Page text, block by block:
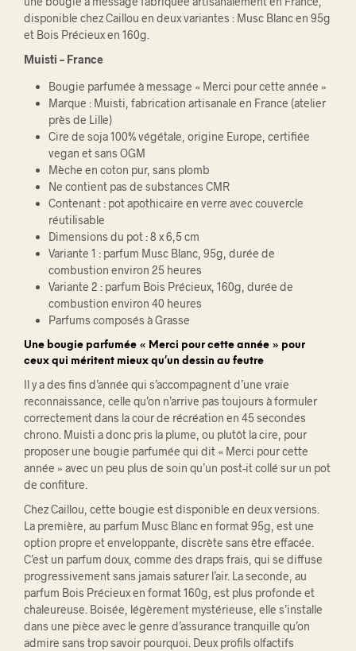
disponible chez Caillou en deux variantes : Musc Blanc en 95g
et Bois Précieux en 160g.
Muisti – France
Bougie parfumée à message « Merci pour cette année »
Marque : Muisti, fabrication artisanale en France (atelier
près de Lille)
Cire de soja 100% végétale, origine Europe, certifiée
vegan et sans OGM
Mèche en coton pur, sans plomb
Ne contient pas de substances CMR
Contenant : pot apothicaire en verre avec couvercle
réutilisable
Dimensions du pot : 8 x 6,5 cm
Variante 1 : parfum Musc Blanc, 95g, durée de
combustion environ 25 heures
Variante 2 : parfum Bois Précieux, 160g, durée de
combustion environ 40 heures
Parfums composés à Grasse
Une bougie parfumée « Merci pour cette année » pour
ceux qui méritent mieux qu’un dessin au feutre
Il y a des fins d’année qui s’accompagnent d’une vraie
reconnaissance, celle qu’on n’arrive pas toujours à formuler
correctement dans la cour de récréation en 45 secondes
chrono. Muisti a donc pris la plume, ou plutôt la cire, pour
proposer une bougie parfumée qui dit « Merci pour cette
année » avec un peu plus de soin qu’un post-it collé sur un pot
de confiture.
Chez Caillou, cette bougie est disponible en deux versions.
La première, au parfum Musc Blanc en format 95g, est une
option propre et enveloppante, discrète sans être effacée.
C’est un parfum doux, comme des draps frais, qui se diffuse
progressivement sans jamais saturer l’air. La seconde, au
parfum Bois Précieux en format 160g, est plus profonde et
chaleureuse. Boisée, légèrement mystérieuse, elle s’installe
dans une pièce avec le genre d’assurance tranquille qu’on
admire sans trop savoir pourquoi. Deux profils olfactifs